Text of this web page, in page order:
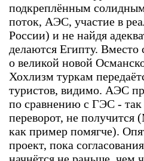
подкреплённым
поток, АЭС, участие в
России) и не найдя
делаются Египту.
о великой новой
Хохлизм туркам
туристов, видимо. АЭС
по сравнению с ГЭС - так
переворот, не
как пример помягче).
проект, пока